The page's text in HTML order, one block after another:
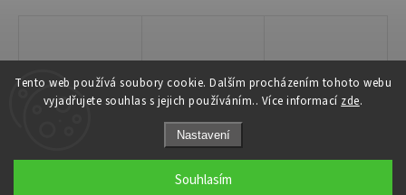
Tento web používá soubory cookie. Dalším procházením tohoto webu
vyjadřujete souhlas s jejich používáním.. Více informací zde.
Nastavení
Souhlasím